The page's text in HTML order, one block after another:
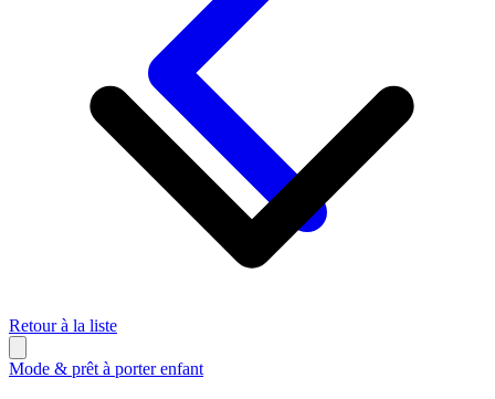
Retour à la liste
Mode & prêt à porter enfant